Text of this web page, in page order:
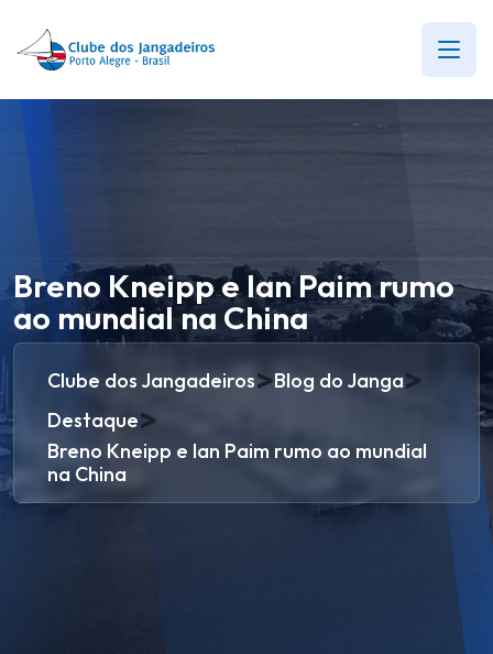
Breno Kneipp e Ian Paim rumo
ao mundial na China
Clube dos Jangadeiros>Blog do Janga>
Destaque>
Breno Kneipp e Ian Paim rumo ao mundial
na China